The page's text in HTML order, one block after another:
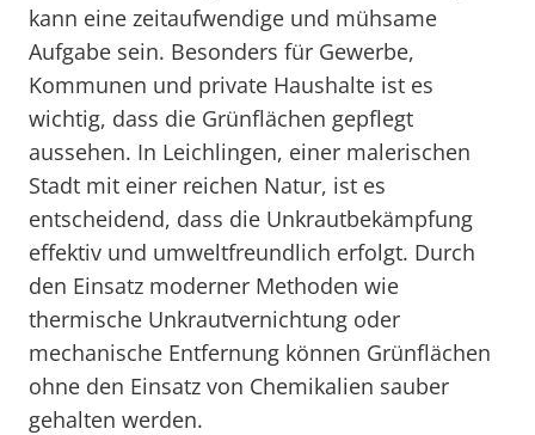
kann eine zeitaufwendige und mühsame
Aufgabe sein. Besonders für Gewerbe,
Kommunen und private Haushalte ist es
wichtig, dass die Grünflächen gepflegt
aussehen. In Leichlingen, einer malerischen
Stadt mit einer reichen Natur, ist es
entscheidend, dass die Unkrautbekämpfung
effektiv und umweltfreundlich erfolgt. Durch
den Einsatz moderner Methoden wie
thermische Unkrautvernichtung oder
mechanische Entfernung können Grünflächen
ohne den Einsatz von Chemikalien sauber
gehalten werden.